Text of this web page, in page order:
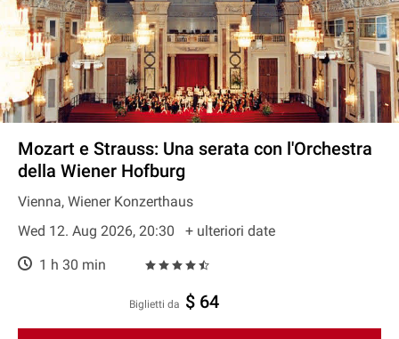
Mozart e Strauss: Una serata con l'Orchestra
della Wiener Hofburg
Vienna, Wiener Konzerthaus
Wed 12. Aug 2026, 20:30
+ ulteriori date
1 h 30 min
Biglietti da $ 64